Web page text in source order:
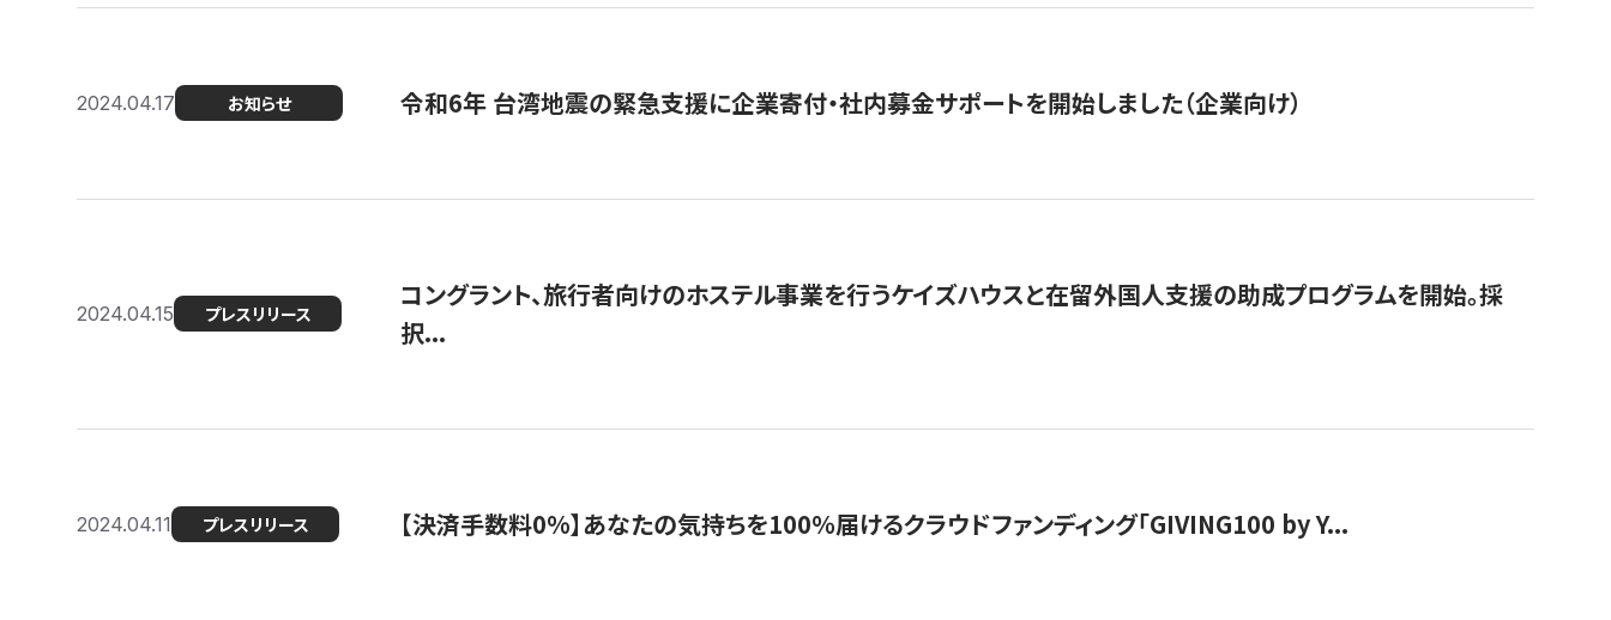
2024.04.17 お知らせ 令和6年 台湾地震の緊急支援に企業寄付・社内募金サポートを開始しました（企業向け）
2024.04.15 プレスリリース
コングラント、旅行者向けのホステル事業を行うケイズハウスと在留外国人支援の助成プログラムを開始。採
択...
2024.04.11 プレスリリース 【決済手数料0%】あなたの気持ちを100％届けるクラウドファンディング「GIVING100 by Y...